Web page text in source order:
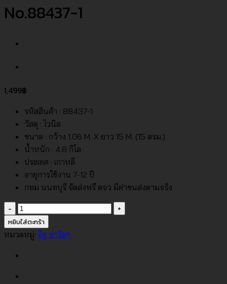
No.88437-1
1,499฿
รหัสสินค้า : 88437-1
วัสดุ : ไวนิล
ขนาด : กว้าง 1.06 M. X ยาว 15 M. (15 ตรม.)
น้ำหนัก : 4.8 กิโล
ประเทศ : เกาหลี
อายุการใช้งาน 7-12 ปี
กทม นนทบุรี จัดส่งฟรี ตจว มีค่าขนส่งตามจริง
จำนวน
วอลเปเปอร์
ลาย
เมฆ
หยิบใส่ตะกร้า
หมวดหมู่: อิฐ อาร์ตๆ